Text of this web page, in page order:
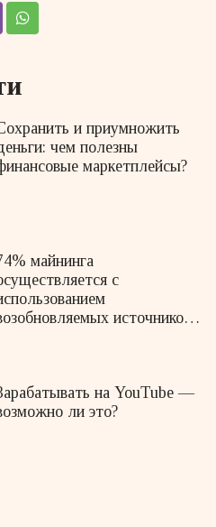
и приумножить
чем полезны
маркетплейсы?
майнинга
с
источников
на YouTube —
ли это?